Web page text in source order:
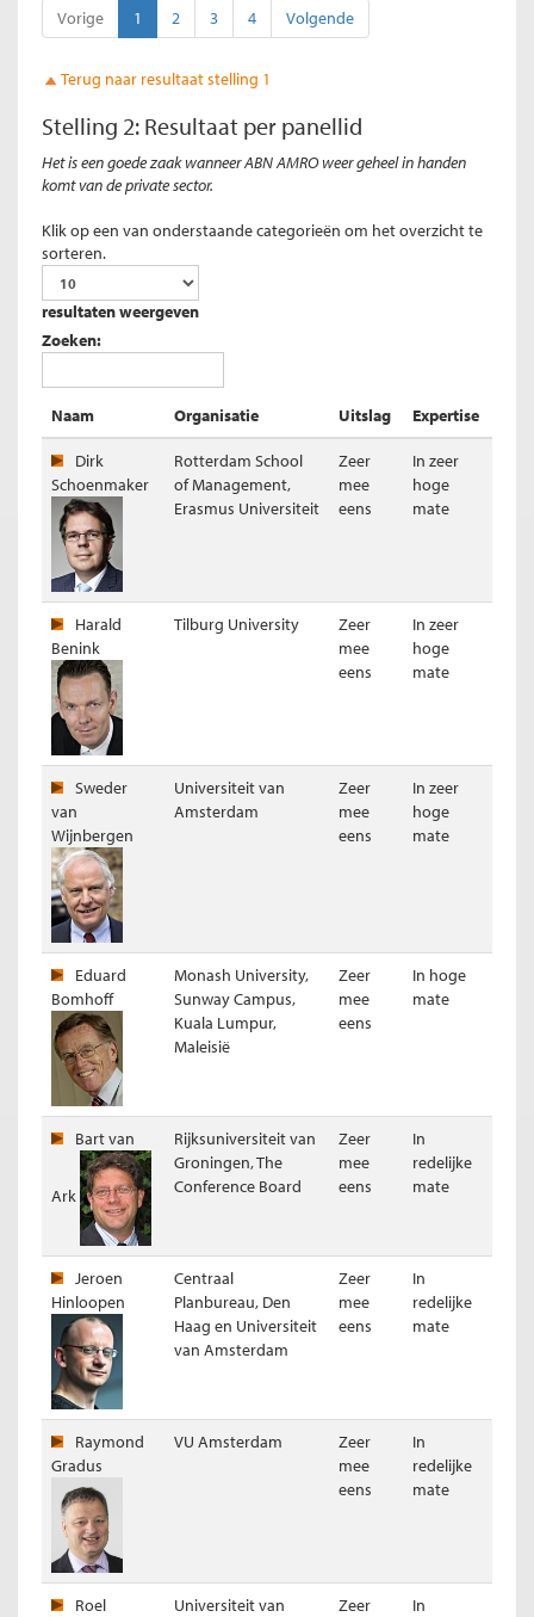
Resultaat (ongewogen)
Resultaat per panellid stelling 5
Stelling 6
Als de staat ABN AMRO gunstig wil verkopen dan moet zij
bereid zijn meteen haar meerderheidsaandeel uit handen te
geven.
Resultaat (gewogen voor kennis expert)
Resultaat (ongewogen)
Stelling 7
De staat heeft het goed gedaan als aandeelhouder van ABN
Vorige 1 2 3 4 Volgende
Terug naar resultaat stelling 1
Stelling 2: Resultaat per panellid
Het is een goede zaak wanneer ABN AMRO weer geheel in handen
komt van de private sector.
Klik op een van onderstaande categorieën om het overzicht te
sorteren.
resultaten weergeven
Zoeken:
Naam Organisatie Uitslag Expertise
Dirk
Schoenmaker
Rotterdam School
of Management,
Erasmus Universiteit
Zeer
mee
eens
In zeer
hoge
mate
Harald
Benink
Tilburg University
Zeer
mee
eens
In zeer
hoge
mate
Sweder
van
Wijnbergen
Universiteit van
Amsterdam
Zeer
mee
eens
In zeer
hoge
mate
Eduard
Bomhoff
Monash University,
Sunway Campus,
Kuala Lumpur,
Maleisië
Zeer
mee
eens
In hoge
mate
Bart van
Ark
Rijksuniversiteit van
Groningen, The
Conference Board
Zeer
mee
eens
In
redelijke
mate
Jeroen
Hinloopen
Centraal
Planbureau, Den
Haag en Universiteit
van Amsterdam
Zeer
mee
eens
In
redelijke
mate
Raymond
Gradus
VU Amsterdam
Zeer
mee
eens
In
redelijke
mate
Roel
Universiteit van
Zeer
In